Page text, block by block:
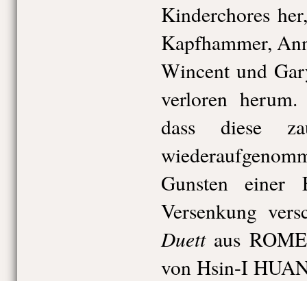
Kinderchores
Kapfhammer,
Wincent und
verloren
dass diese
Gunsten einer
Versenkung
Duettaus
von Hsin-I